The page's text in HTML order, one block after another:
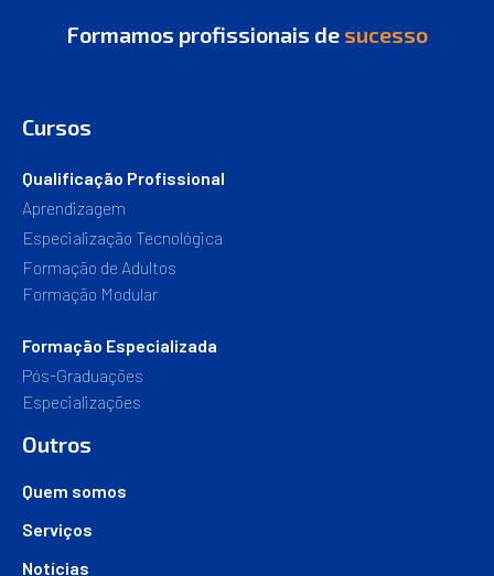
Formamos profissionais de sucesso
Cursos
Qualificação Profissional
Aprendizagem
Especialização Tecnológica
Formação de Adultos
Formação Modular
Formação Especializada
Pós-Graduações
Especializações
Outros
Quem somos
Serviços
Notícias